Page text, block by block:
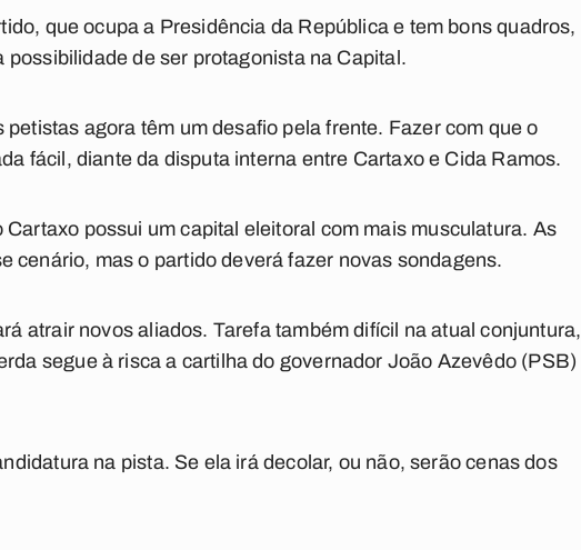
que ocupa a Presidência da República e tem bons quadros,
de ser protagonista na Capital .
agora têm um desafio pela frente. Fazer com que o
fácil, diante da disputa interna entre Cartaxo e Cida Ramos.
possui um capital eleitoral com mais musculatura. As
cenário, mas o partido deverá fazer novas sondagens.
atrair novos aliados. Tarefa também difícil na atual conjuntura,
segue à risca a cartilha do governador João Azevêdo (PSB)
na pista. Se ela irá decolar, ou não, serão cenas dos